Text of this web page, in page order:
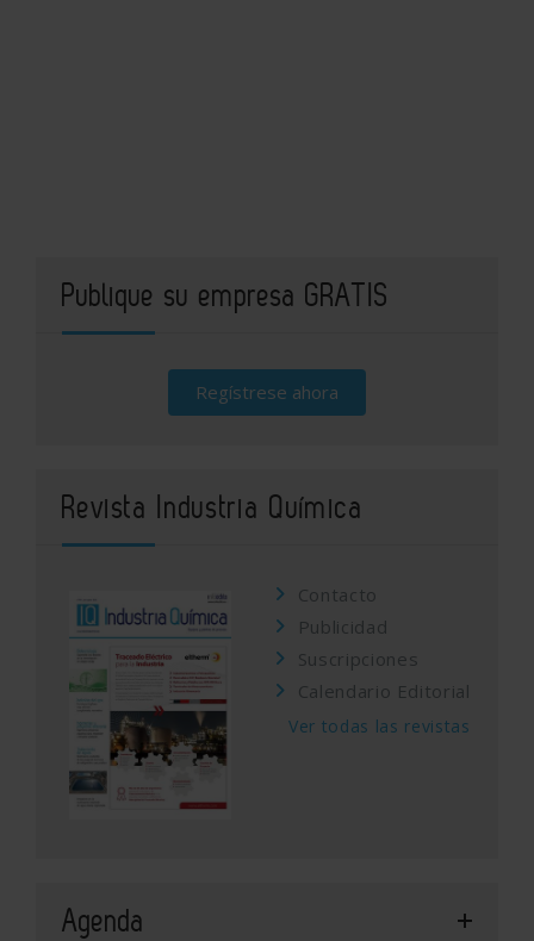
Publique su empresa GRATIS
Regístrese ahora
Revista Industria Química
Contacto
Publicidad
Suscripciones
Calendario Editorial
Ver todas las revistas
Agenda